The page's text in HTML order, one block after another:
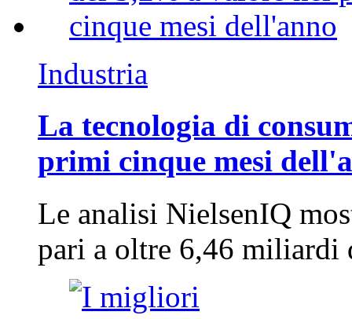
Industria
La tecnologia di
primi cinque mesi
Le analisi NielsenIQ
pari a oltre 6,46